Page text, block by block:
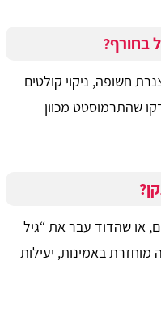
בחורף?
חשופה, ניקוי קולטים
שהתרמוסטט מכוון
או שהדוד עבר את “גיל
באמינות, יעילות